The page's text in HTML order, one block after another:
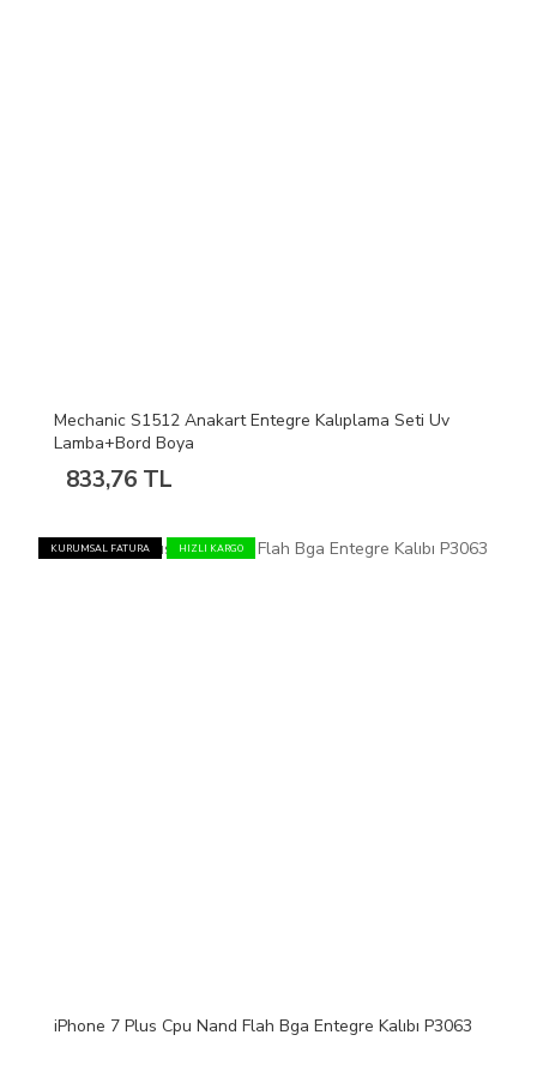
Mechanic S1512 Anakart Entegre Kalıplama Seti Uv
Lamba+Bord Boya
833,76 TL
KURUMSAL FATURA HIZLI KARGO
iPhone 7 Plus Cpu Nand Flah Bga Entegre Kalıbı P3063